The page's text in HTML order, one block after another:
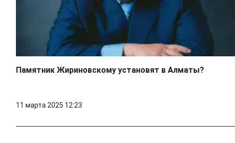
Памятник Жириновскому установят в Алматы?
11 марта 2025 12:23